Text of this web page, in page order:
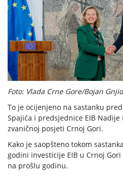
Foto: Vlada Crne Gore/Bojan
To je ocijenjeno na sastanku
Spajića i predsjednice EIB Nadije
zvaničnoj posjeti Crnoj Gori.
Kako je saopšteno tokom
godini investicije EIB u Crnoj
na prošlu godinu.